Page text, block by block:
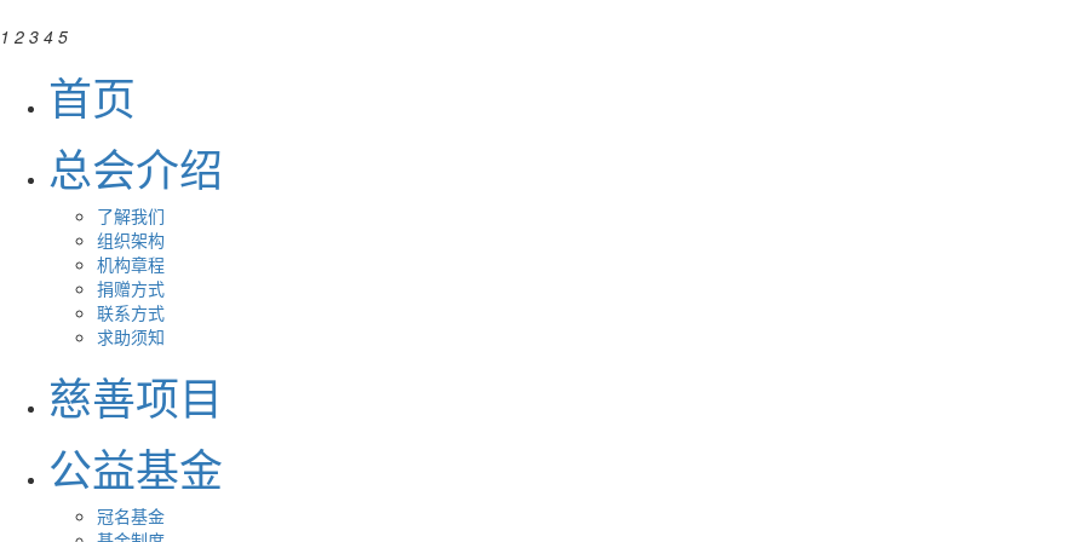
1 2 3 4 5
首页
总会介绍
了解我们
组织架构
机构章程
捐赠方式
联系方式
求助须知
慈善项目
公益基金
冠名基金